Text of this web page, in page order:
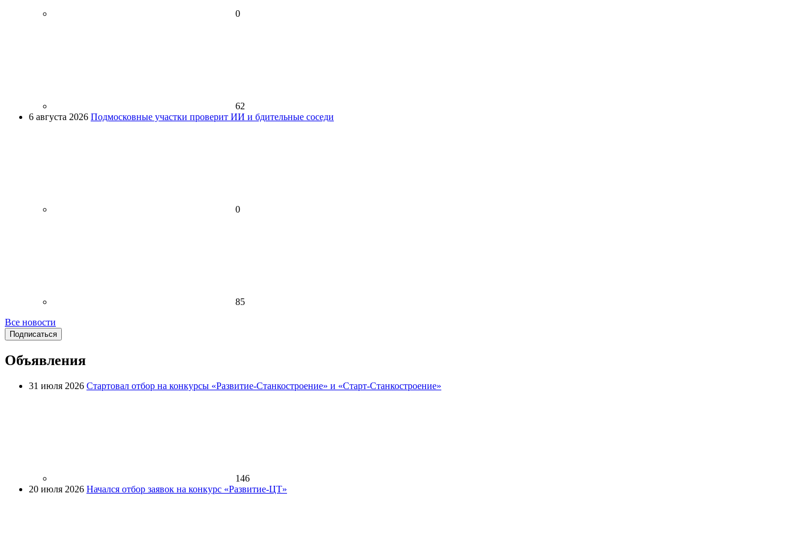
0
62
6 августа 2026 Подмосковные участки проверит ИИ и бдительные соседи
0
85
Все новости
Подписаться
Объявления
31 июля 2026 Стартовал отбор на конкурсы «Развитие-Станкостроение» и «Старт-Станкостроение»
146
20 июля 2026 Начался отбор заявок на конкурс «Развитие-ЦТ»